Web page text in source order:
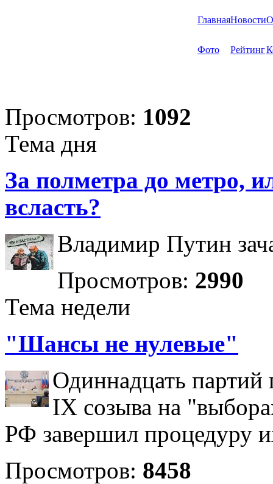
ГлавнаяНовости
Фото Рейтинг
Просмотров: 1092
Тема дня
За полметра до метро,
всласть?
Владимир Путин
Просмотров: 2990
Тема недели
"Шансы не нулевые"
Одиннадцать партий
IX созыва на
РФ завершил процедуру
Просмотров: 8458